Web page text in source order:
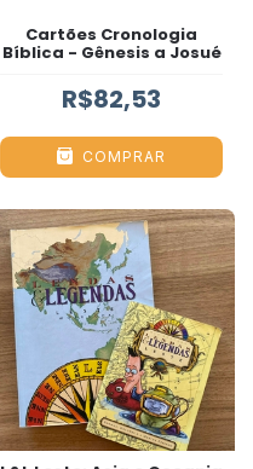
Cartões Cronologia
Bíblica - Gênesis a Josué
R$82,53
COMPRAR